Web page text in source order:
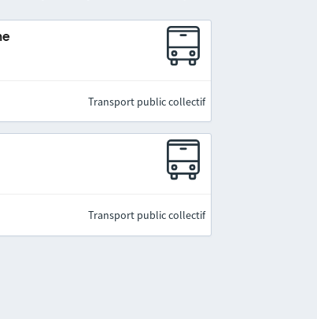
Transport public collectif
Transport public collectif